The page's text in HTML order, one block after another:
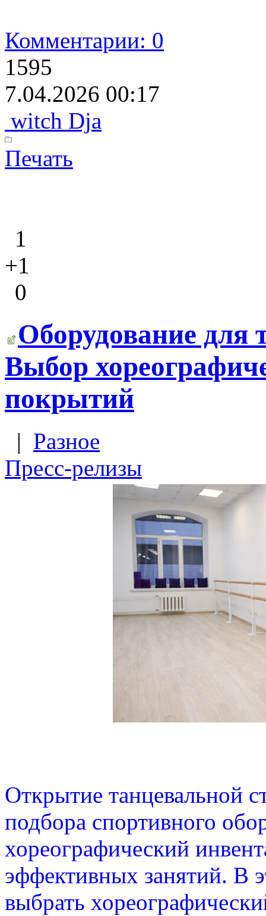
Комментарии: 0
1595
7.04.2026 00:17
witch Dja
Печать
1
+1
0
Оборудование для
Выбор
покрытий
| Разное
Пресс-релизы
Открытие танцевальной
подбора спортивного
хореографический
эффективных занятий. В
выбрать